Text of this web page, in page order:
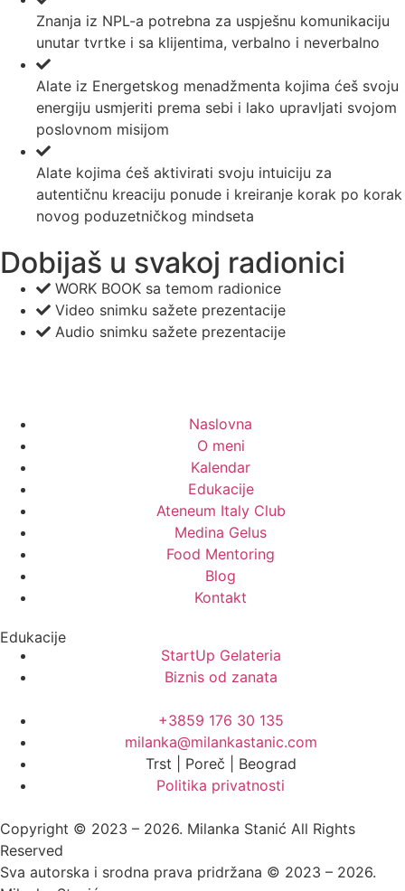
Znanja iz NPL-a potrebna za uspješnu komunikaciju
unutar tvrtke i sa klijentima, verbalno i neverbalno
Alate iz Energetskog menadžmenta kojima ćeš svoju
energiju usmjeriti prema sebi i lako upravljati svojom
poslovnom misijom
Alate kojima ćeš aktivirati svoju intuiciju za
autentičnu kreaciju ponude i kreiranje korak po korak
novog poduzetničkog mindseta
Dobijaš u svakoj radionici
WORK BOOK sa temom radionice
Video snimku sažete prezentacije
Audio snimku sažete prezentacije
Naslovna
O meni
Kalendar
Edukacije
Ateneum Italy Club
Medina Gelus
Food Mentoring
Blog
Kontakt
Edukacije
StartUp Gelateria
Biznis od zanata
+3859 176 30 135
milanka@milankastanic.com
Trst | Poreč | Beograd
Politika privatnosti
Copyright © 2023 – 2026. Milanka Stanić All Rights
Reserved
Sva autorska i srodna prava pridržana © 2023 – 2026.